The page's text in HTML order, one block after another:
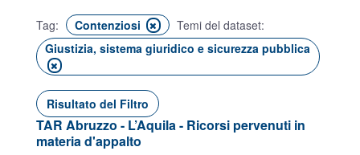
Tag: Contenziosi
Temi del dataset:
Giustizia, sistema giuridico e sicurezza pubblica
Risultato del Filtro
TAR Abruzzo - L’Aquila - Ricorsi pervenuti in
materia d'appalto